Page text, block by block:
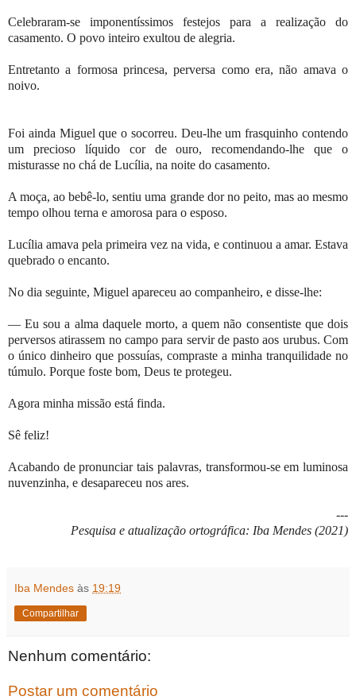
Celebraram-se imponentíssimos festejos para a realização do
casamento. O povo inteiro exultou de alegria.
Entretanto a formosa princesa, perversa como era, não amava o
noivo.
Foi ainda Miguel que o socorreu. Deu-lhe um frasquinho contendo
um precioso líquido cor de ouro, recomendando-lhe que o
misturasse no chá de Lucília, na noite do casamento.
A moça, ao bebê-lo, sentiu uma grande dor no peito, mas ao mesmo
tempo olhou terna e amorosa para o esposo.
Lucília amava pela primeira vez na vida, e continuou a amar. Estava
quebrado o encanto.
No dia seguinte, Miguel apareceu ao companheiro, e disse-lhe:
— Eu sou a alma daquele morto, a quem não consentiste que dois
perversos atirassem no campo para servir de pasto aos urubus. Com
o único dinheiro que possuías, compraste a minha tranquilidade no
túmulo. Porque foste bom, Deus te protegeu.
Agora minha missão está finda.
Sê feliz!
Acabando de pronunciar tais palavras, transformou-se em luminosa
nuvenzinha, e desapareceu nos ares.
---
Pesquisa e atualização ortográfica: Iba Mendes (2021)
Iba Mendes às 19:19
Compartilhar
Nenhum comentário:
Postar um comentário